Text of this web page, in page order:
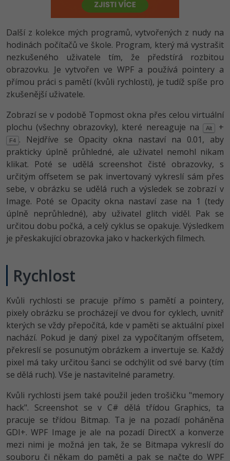
HTML5, CSS3, Bootstrap, SEO
SQL a databáze
Testování a verzování
UML a návrhové vzory
React
Spring
ASP.NET MVC
Django
Best practices
PHP
JavaScript
Python
HTML / CSS
UML a návrhové vzory
MySQL/MariaDB
MS-SQL
SQLite
Vývojář mobilních aplikací
Specialista na AI a bigdata
C# Game developer
Webdesigner
Systémový administrátor
Grafik / UX/UI návrhář
3D grafik
Projektový manažer
Databázový analytik
WordPress specialista
SEO specialista
-80%
JavaScript -80%
PHP -80%
C++ -80%
Kotlin -80%
C -80%
VB.NET
SQL
Návrh SW -80%
Umělá inteligence (AI)
Pro děti
Více
Fórum
Kurzy e-commerce
Testování softwaru
Datová analýza
Digitální gramotnost
Kurzy designu
HTML/CSS -80%
Photoshop -80%
Příběhy absolventů
Blog
Další z kolekce mých programů, vytvořených z nudy na
hodinách počítačů ve škole. Program, který má vystrašit
nezkušeného uživatele tím, že předstírá rozbitou
obrazovku. Je vytvořen ve WPF a používá pointery a
přímou práci s pamětí (kvůli rychlosti), je tudíž spíše pro
zkušenější uživatele.
Zobrazí se v podobě Topmost okna přes celou virtuální
plochu (všechny obrazovky), které nereaguje na
Alt +
F4 . Nejdříve se Opacity okna nastaví na 0.01, aby
prakticky úplně průhledné, ale uživatel nemohl nikam
klikat. Poté se udělá screenshot čisté obrazovky, s
určitým offsetem se pak invertovaný vykreslí sám přes
sebe, v obrázku se udělá ruch a výsledek se zobrazí v
Image. Poté se Opacity okna nastaví zase na 1 (tedy
úplně neprůhledné), aby uživatel glitch viděl. Pak se
určitou dobu počká, a celý cyklus se opakuje. Výsledkem
je přeskakující obrazovka jako v hackerkých filmech.
Rychlost
Kvůli rychlosti se pracuje přímo s pamětí a pointery,
pixely obrázku se procházejí ve dvou for cyklech, uvnitř
kterých se vždy přepočítá, kde v paměti se aktuální pixel
nachází. Pokud je daný pixel za vypočítaným offsetem,
překreslí se posunutým obrázkem a invertuje se. Každý
pixel má taky určitou šanci se odchýlit od své barvy (tím
se dělá ruch). Vše je nastavitelné parametry.
Kvůli rychlosti jsem také použil jeden trošičku "memory
hack". Screenshot se v C# dělá třídou Graphics, ta
pracuje se třídou Bitmap. Ta je na pozadí poháněna
GDI+. WPF Image je ale na pozadí DirectX a konverze
mezi nimi je možná jen tak, že se Bitmapa vykreslí do
souboru či někam do paměti a pak se načte do WPF